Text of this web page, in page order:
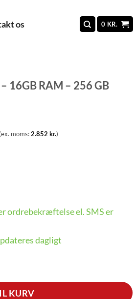
os 0 KR.
16GB RAM – 256 GB
Den
(ex. moms:2.852kr.)
ordrebekræftelse el. SMS er
dagligt
TOUCH – Intel Core i5-1135G7
KURV